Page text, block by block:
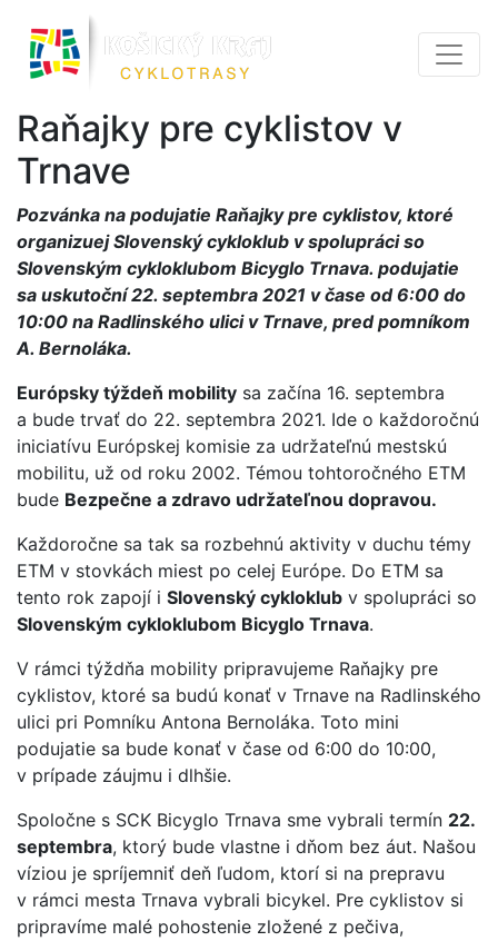
Raňajky pre cyklistov v
Trnave
Pozvánka na podujatie Raňajky pre cyklistov, ktoré
organizuej Slovenský cykloklub v spolupráci so
Slovenským cykloklubom Bicyglo Trnava. podujatie
sa uskutoční 22. septembra 2021 v čase od 6:00 do
10:00 na Radlinského ulici v Trnave, pred pomníkom
A. Bernoláka.
Európsky týždeň mobility sa začína 16. septembra
a bude trvať do 22. septembra 2021. Ide o každoročnú
iniciatívu Európskej komisie za udržateľnú mestskú
mobilitu, už od roku 2002. Témou tohtoročného ETM
bude Bezpečne a zdravo udržateľnou dopravou.
Každoročne sa tak sa rozbehnú aktivity v duchu témy
ETM v stovkách miest po celej Európe. Do ETM sa
tento rok zapojí i Slovenský cykloklub v spolupráci so
Slovenským cykloklubom Bicyglo Trnava.
V rámci týždňa mobility pripravujeme Raňajky pre
cyklistov, ktoré sa budú konať v Trnave na Radlinského
ulici pri Pomníku Antona Bernoláka. Toto mini
podujatie sa bude konať v čase od 6:00 do 10:00,
v prípade záujmu i dlhšie.
Spoločne s SCK Bicyglo Trnava sme vybrali termín 22.
septembra, ktorý bude vlastne i dňom bez áut. Našou
víziou je spríjemniť deň ľudom, ktorí si na prepravu
v rámci mesta Trnava vybrali bicykel. Pre cyklistov si
pripravíme malé pohostenie zložené z pečiva,